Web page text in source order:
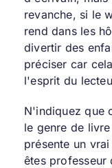
revanche, si le
rend dans les
divertir des
préciser car
l'esprit du
N'indiquez que
le genre de
présente un
êtes